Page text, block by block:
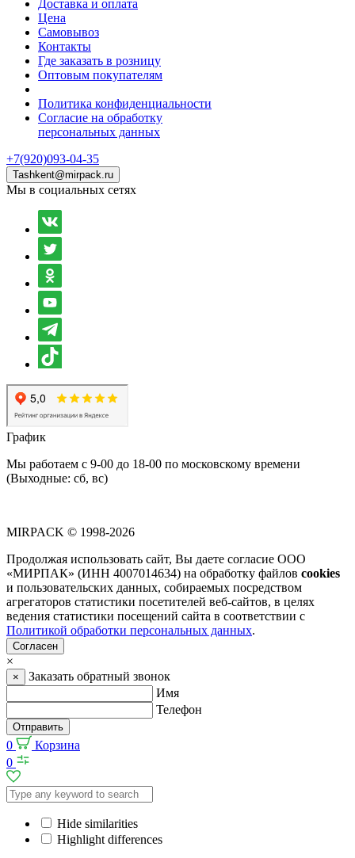
Доставка и оплата
Цена
Самовывоз
Контакты
Где заказать в розницу
Оптовым покупателям
Политика конфиденциальности
Согласие на обработку
персональных данных
+7(920)093-04-35
Tashkent@mirpack.ru
Мы в социальных сетях
График
Мы работаем с 9-00 до 18-00 по московскому времени
(Выходные: сб, вс)
MIRPACK © 1998-2026
Продолжая использовать сайт, Вы даете согласие ООО
«МИРПАК» (ИНН 4007014634) на обработку файлов cookies
и пользовательских данных, собираемых посредством
агрегаторов статистики посетителей веб-сайтов, в целях
ведения статистики посещений сайта в соответствии с
Политикой обработки персональных данных.
Согласен
×
×
Заказать обратный звонок
Имя
Телефон
Отправить
0
Корзина
0
Hide similarities
Highlight differences